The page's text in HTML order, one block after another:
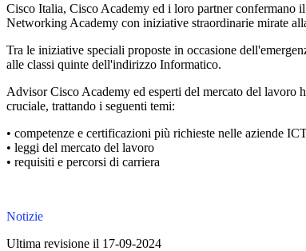
Cisco Italia, Cisco Academy ed i loro partner confermano
Networking Academy con iniziative straordinarie mirate
Tra le iniziative speciali proposte in occasione
alle classi quinte dell'indirizzo Informatico.
Advisor Cisco Academy ed esperti del mercato del lavoro
cruciale, trattando i seguenti temi:
• competenze e certificazioni più richieste nelle aziende
• leggi del mercato del lavoro
• requisiti e percorsi di carriera
Notizie
Ultima revisione il 17-09-2024